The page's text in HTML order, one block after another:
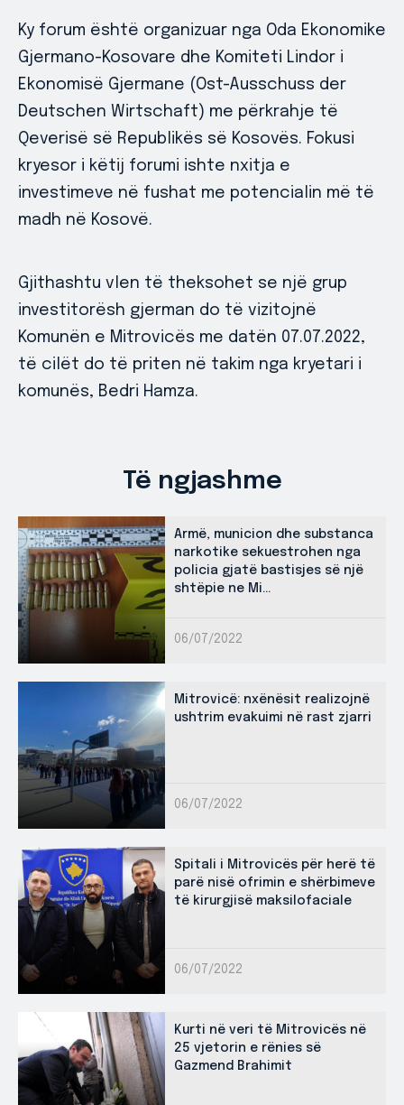
Ky forum është organizuar nga Oda Ekonomike
Gjermano-Kosovare dhe Komiteti Lindor i
Ekonomisë Gjermane (Ost-Ausschuss der
Deutschen Wirtschaft) me përkrahje të
Qeverisë së Republikës së Kosovës. Fokusi
kryesor i këtij forumi ishte nxitja e
investimeve në fushat me potencialin më të
madh në Kosovë.
Gjithashtu vlen të theksohet se një grup
investitorësh gjerman do të vizitojnë
Komunën e Mitrovicës me datën 07.07.2022,
të cilët do të priten në takim nga kryetari i
komunës, Bedri Hamza.
Të ngjashme
Armë, municion dhe substanca
narkotike sekuestrohen nga
policia gjatë bastisjes së një
shtëpie ne Mi...
06/07/2022
Mitrovicë: nxënësit realizojnë
ushtrim evakuimi në rast zjarri
06/07/2022
Spitali i Mitrovicës për herë të
parë nisë ofrimin e shërbimeve
të kirurgjisë maksilofaciale
06/07/2022
Kurti në veri të Mitrovicës në
25 vjetorin e rënies së
Gazmend Brahimit